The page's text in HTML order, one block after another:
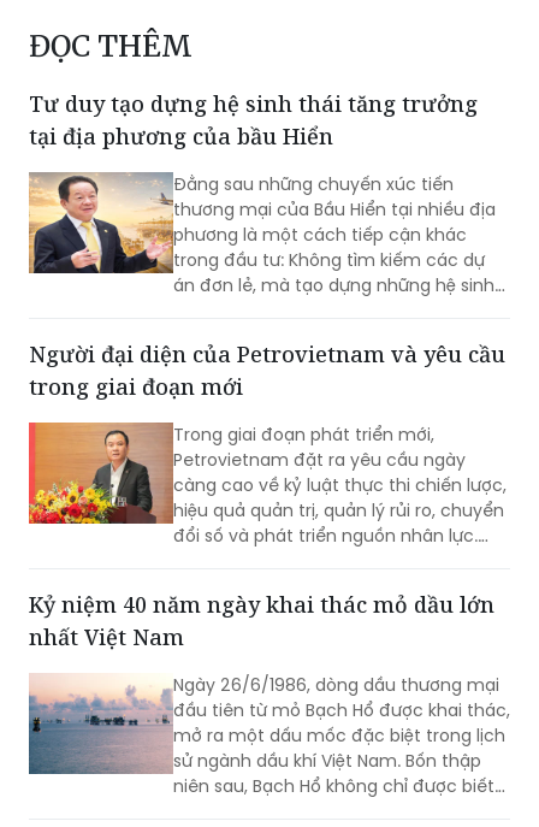
ĐỌC THÊM
Tư duy tạo dựng hệ sinh thái tăng trưởng
tại địa phương của bầu Hiển
Đằng sau những chuyến xúc tiến
thương mại của Bầu Hiển tại nhiều địa
phương là một cách tiếp cận khác
trong đầu tư: Không tìm kiếm các dự
án đơn lẻ, mà tạo dựng những hệ sinh
Người đại diện của Petrovietnam và yêu cầu
trong giai đoạn mới
Trong giai đoạn phát triển mới,
Petrovietnam đặt ra yêu cầu ngày
càng cao về kỷ luật thực thi chiến lược,
hiệu quả quản trị, quản lý rủi ro, chuyển
đổi số và phát triển nguồn nhân lực.
đưa các định hướng lớn của Tập đoàn
đi vào thực tiễn hoạt động tại doanh
Kỷ niệm 40 năm ngày khai thác mỏ dầu lớn
nhất Việt Nam
Ngày 26/6/1986, dòng dầu thương mại
đầu tiên từ mỏ Bạch Hổ được khai thác,
mở ra một dấu mốc đặc biệt trong lịch
sử ngành dầu khí Việt Nam. Bốn thập
niên sau, Bạch Hổ không chỉ được biết